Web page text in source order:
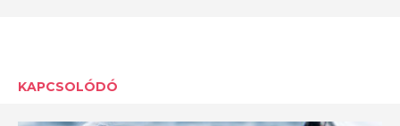
KAPCSOLÓDÓ